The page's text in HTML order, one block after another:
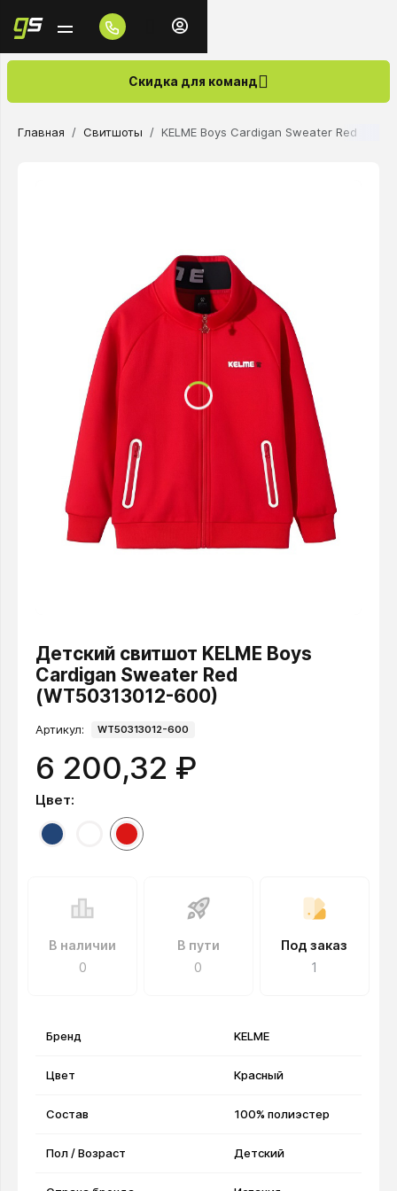
Скидка для команд
Главная Свитшоты KELME Boys Cardigan Sweater Red
Детский свитшот KELME Boys
Cardigan Sweater Red
(WT50313012-600)
Артикул: WT50313012-600
6 200,32 ₽
Цвет:
В наличии
0
В пути
0
Под заказ
1
Бренд KELME
Цвет Красный
Состав 100% полиэстер
Пол / Возраст Детский